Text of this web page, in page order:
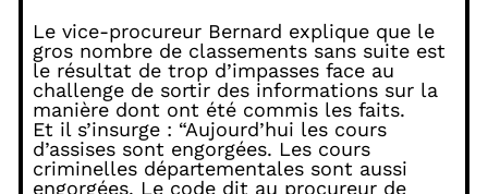
Le vice-procureur Bernard explique que le
gros nombre de classements sans suite est
le résultat de trop d’impasses face au
challenge de sortir des informations sur la
manière dont ont été commis les faits.
Et il s’insurge : “Aujourd’hui les cours
d’assises sont engorgées. Les cours
criminelles départementales sont aussi
engorgées. Le code dit au procureur de